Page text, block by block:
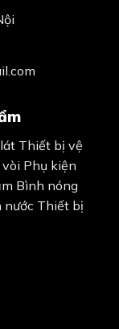
Thiết bị vệ
Phụ kiện
Bình nóng
nước Thiết bị